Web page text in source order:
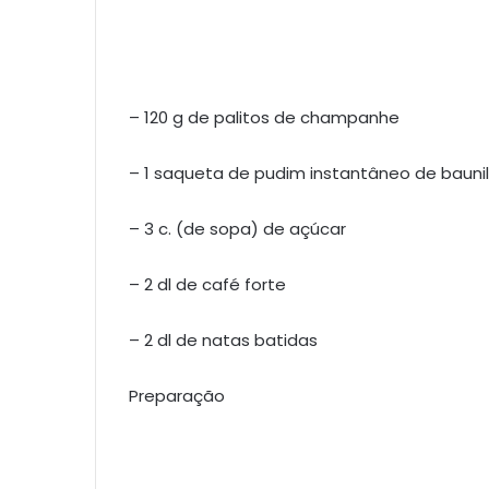
– 120 g de palitos de champanhe
– 1 saqueta de pudim instantâneo de
– 3 c. (de sopa) de açúcar
– 2 dl de café forte
– 2 dl de natas batidas
Preparação